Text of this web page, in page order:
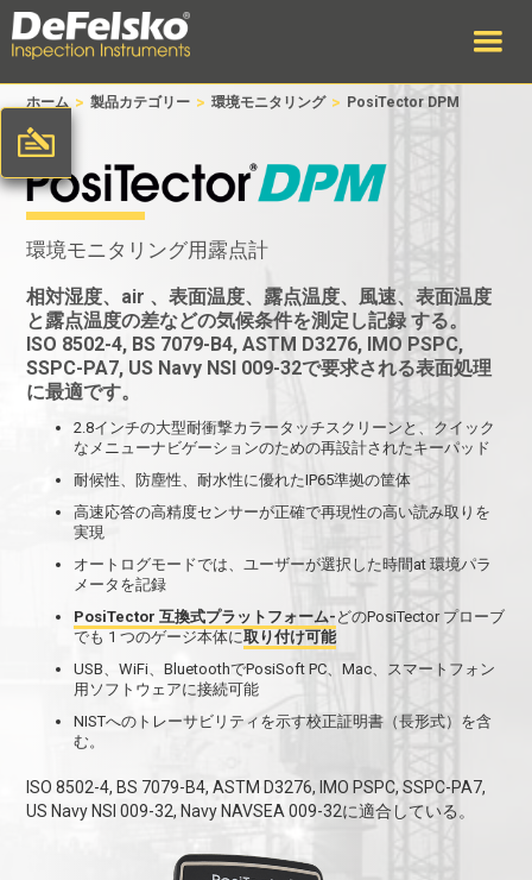
ホーム > 製品カテゴリー > 環境モニタリング > PosiTector DPM
環境モニタリング用露点計
相対湿度、air 、表面温度、露点温度、風速、表面温度
と露点温度の差などの気候条件を測定し記録する。
ISO 8502-4, BS 7079-B4, ASTM D3276, IMO PSPC,
SSPC-PA7, US Navy NSI 009-32で要求される表面処理
に最適です。
2.8インチの大型耐衝撃カラータッチスクリーンと、クイック
なメニューナビゲーションのための再設計されたキーパッド
耐候性、防塵性、耐水性に優れたIP65準拠の筐体
高速応答の高精度センサーが正確で再現性の高い読み取りを
実現
オートログモードでは、ユーザーが選択した時間at 環境パラ
メータを記録
PosiTector 互換式プラットフォーム- どのPosiTector プローブ
でも 1 つのゲージ本体に取り付け可能
USB、WiFi、BluetoothでPosiSoft PC、Mac、スマートフォン
用ソフトウェアに接続可能
NISTへのトレーサビリティを示す校正証明書（長形式）を含
む。
ISO 8502-4, BS 7079-B4, ASTM D3276, IMO PSPC, SSPC-PA7,
US Navy NSI 009-32, Navy NAVSEA 009-32に適合している。